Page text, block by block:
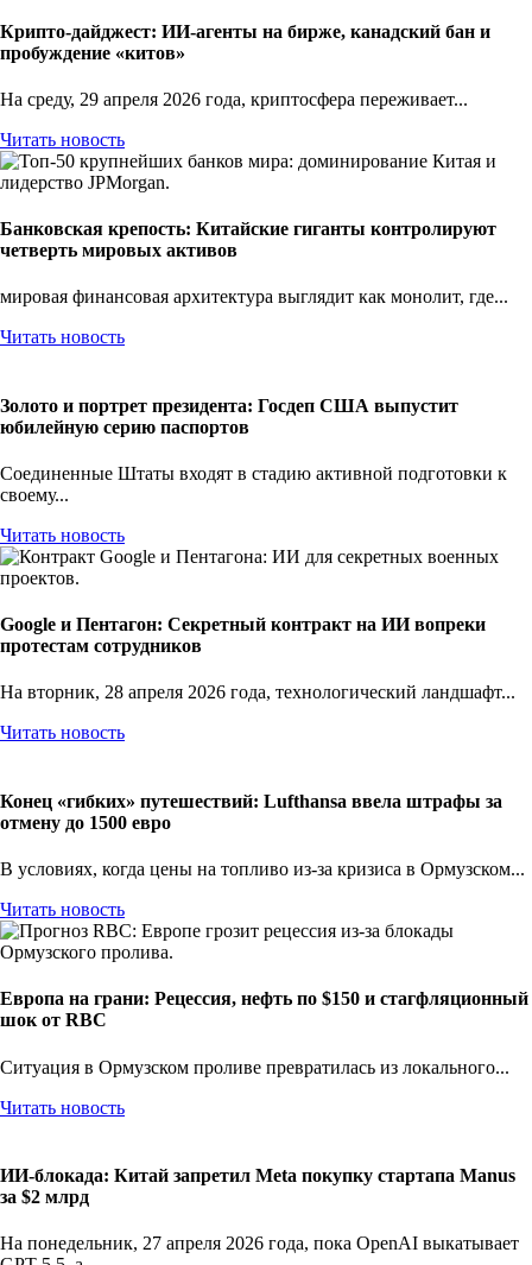
Крипто-дайджест: ИИ-агенты на бирже, канадский бан и
пробуждение «китов»
На среду, 29 апреля 2026 года, криптосфера переживает...
Читать новость
Банковская крепость: Китайские гиганты контролируют
четверть мировых активов
мировая финансовая архитектура выглядит как монолит, где...
Читать новость
Золото и портрет президента: Госдеп США выпустит
юбилейную серию паспортов
Соединенные Штаты входят в стадию активной подготовки к
своему...
Читать новость
Google и Пентагон: Секретный контракт на ИИ вопреки
протестам сотрудников
На вторник, 28 апреля 2026 года, технологический ландшафт...
Читать новость
Конец «гибких» путешествий: Lufthansa ввела штрафы за
отмену до 1500 евро
В условиях, когда цены на топливо из-за кризиса в Ормузском...
Читать новость
Европа на грани: Рецессия, нефть по $150 и стагфляционный
шок от RBC
Ситуация в Ормузском проливе превратилась из локального...
Читать новость
ИИ-блокада: Китай запретил Meta покупку стартапа Manus
за $2 млрд
На понедельник, 27 апреля 2026 года, пока OpenAI выкатывает